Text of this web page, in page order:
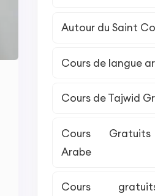
Autour du Saint
Cours de langue
Cours de Tajwid
Cours
Arabe
Cours